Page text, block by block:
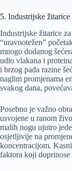
5. Industrijske žitarice
Industrijske žitarice
“uravnotežen”
mnogo dodanog
udio vlakana i
i brzog pada razine
naglim promjenama
svakog dana,
Posebno je važno
usvojene u ranom
malih nogu ujutro
osjetljivije na
koncentracijom.
faktora koji doprinose